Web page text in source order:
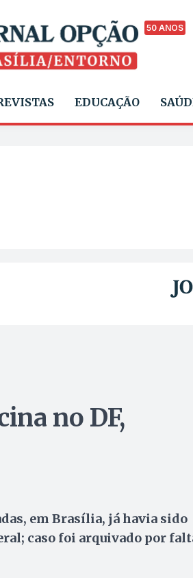
50 ANOS
EDUCAÇÃO
no DF,
em Brasília, já havia sido
caso foi arquivado por